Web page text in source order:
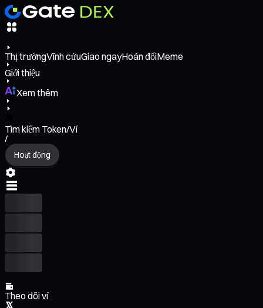
Thị trườngVĩnh cửuGiao ngayHoán đổiMeme
Giới thiệu
Xem thêm
Tìm kiếm Token/Ví
/
Hoạt động
Theo dõi ví